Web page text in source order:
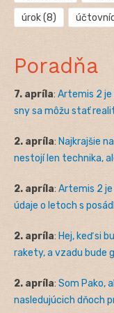
úrok(8)
Poradňa
7. apríla: Artemis 2 je
sny sa môžu stať
2. apríla: Najkrajšie
nestojí len technika,
2. apríla: Artemis 2
údaje o letoch s
2. apríla: Hej, keď si
rakety, a vzadu bude
2. apríla: Som Pako,
nasledujúcich dňoch